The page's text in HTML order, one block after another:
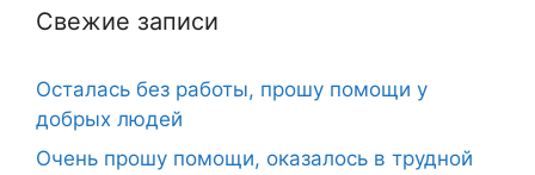
Свежие записи
Осталась без работы, прошу помощи у
добрых людей
Очень прошу помощи, оказалось в трудной